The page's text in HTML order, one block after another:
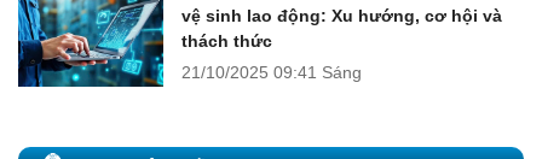
vệ sinh lao động: Xu hướng, cơ hội và
thách thức
21/10/2025 09:41 Sáng